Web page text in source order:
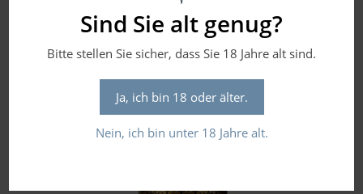
Sind Sie alt genug?
Bitte stellen Sie sicher, dass Sie 18 Jahre alt sind.
Ja, ich bin 18 oder älter.
Nein, ich bin unter 18 Jahre alt.